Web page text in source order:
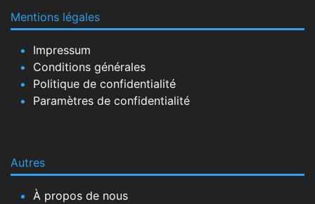
Mentions légales
Impressum
Conditions générales
Politique de confidentialité
Paramètres de confidentialité
Autres
À propos de nous